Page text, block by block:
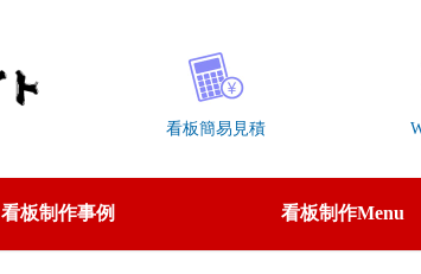
看板簡易見積
看板制作事例 看板制作Menu